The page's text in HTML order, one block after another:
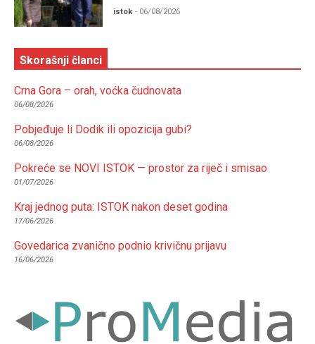
istok - 06/08/2026
Skorašnji članci
Crna Gora – orah, voćka čudnovata
06/08/2026
Pobjeđuje li Dodik ili opozicija gubi?
06/08/2026
Pokreće se NOVI ISTOK — prostor za riječ i smisao
01/07/2026
Kraj jednog puta: ISTOK nakon deset godina
17/06/2026
Govedarica zvanično podnio krivičnu prijavu
16/06/2026